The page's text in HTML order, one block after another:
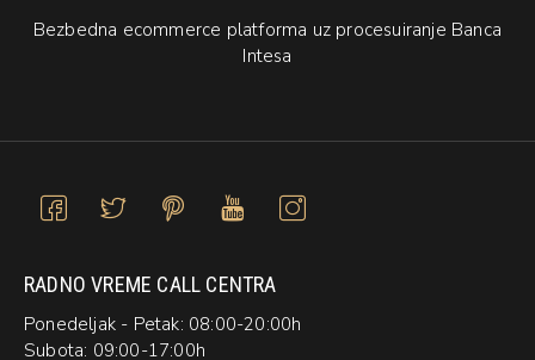
Bezbedna ecommerce platforma uz procesuiranje Banca
Intesa
RADNO VREME CALL CENTRA
Ponedeljak - Petak: 08:00-20:00h
Subota: 09:00-17:00h